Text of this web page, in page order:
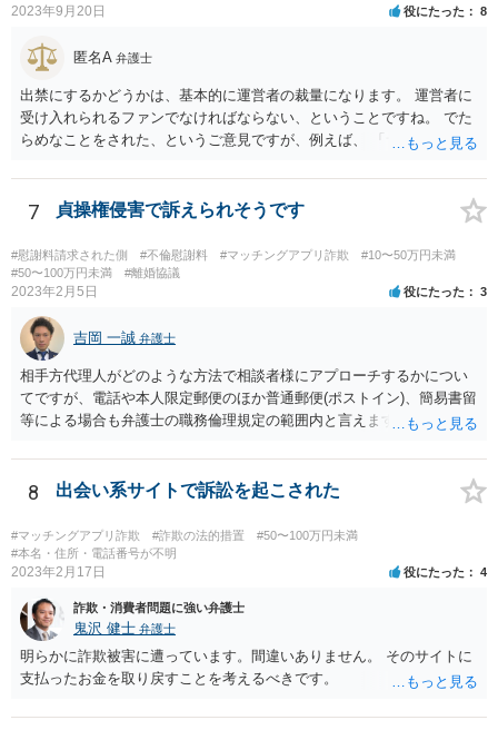
2023年9月20日 役にたった 8
匿名A 弁護士
出禁にするかどうかは、基本的に運営者の裁量になります。 運営者に
受け入れられるファンでなければならない、ということですね。 でた
らめなことをされた、というご意見ですが、例えば、 「サービスを購
た事情があったのでしょうか。 公表するにしても、見る人に受け入れ
られる内容のものでなければなりません。 そうでなければ、逆に、あ
なさいますよう。
7 貞操権侵害で訴えられそうです
#慰謝料請求された側 #不倫慰謝料 #マッチングアプリ詐欺
#10〜50万円未満
#50〜100万円未満
#離婚協議
2023年2月5日 役にたった 3
吉岡 一誠 弁護士
相手方代理人がどのような方法で相談者様にアプローチするかについ
てですが、電話や本人限定郵便のほか普通郵便(ポストイン)、簡易書留
等による場合も弁護士の職務倫理規定の範囲内と言えますので、必ず
が弁護士に依頼するより前に、先んじて相談者様が弁護士に依頼をす
る場合、相手方代理人は相談者様の代理人弁護士を飛び越えて相談者
の対象になり得る)ため、家族にバレてしまうことを回避したいという
ご意向であれば、早めに弁護士に依頼をするというのも一つかと思い
ます(もちろん、このまま何事もなく終結する可能性もあるでしょうか
ら、藪蛇になるリスクもあるところではありますが)。 相手方がある話
ではあるので、最終的な和解の見通しは何とも言えませんが、弁護士
に依頼することで低額での和解に至れるということもあるでしょう。
8 出会い系サイトで訴訟を起こされた
#マッチングアプリ詐欺 #詐欺の法的措置
#50〜100万円未満
#本名・住所・電話番号が不明
2023年2月17日 役にたった 4
詐欺・消費者問題に強い弁護士
鬼沢 健士 弁護士
明らかに詐欺被害に遭っています。間違いありません。 そのサイトに
支払ったお金を取り戻すことを考えるべきです。